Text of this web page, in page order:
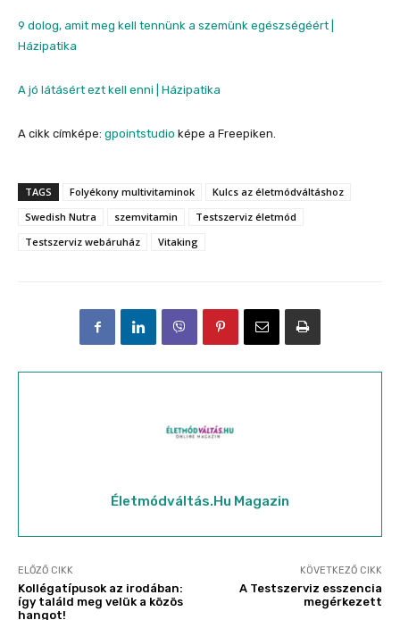
9 dolog, amit meg kell tennünk a szemünk egészségéért |
Házipatika
A jó látásért ezt kell enni | Házipatika
A cikk címképe: gpointstudio képe a Freepiken.
TAGS Folyékony multivitaminok
Kulcs az életmódváltáshoz
Swedish Nutra
szemvitamin
Testszerviz életmód
Testszerviz webáruház
Vitaking
Életmódváltás.hu Magazin
ELŐZŐ CIKK
Kollégatípusok az irodában:
így találd meg velük a közös
hangot!
KÖVETKEZŐ CIKK
A Testszerviz esszencia
megérkezett